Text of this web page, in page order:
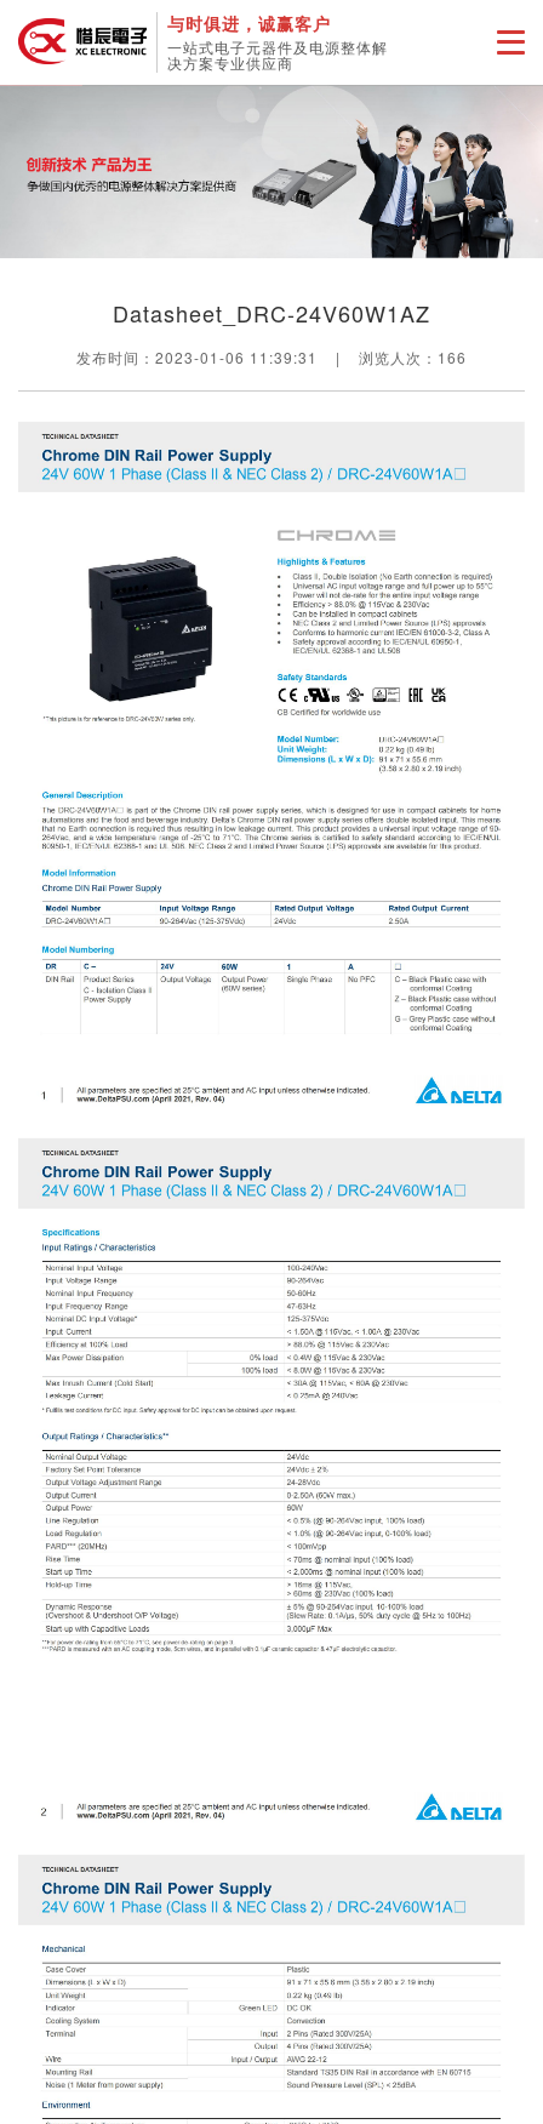
与时俱进，诚赢客户
一站式电子元器件及电源整体解
决方案专业供应商
Datasheet_DRC-24V60W1AZ
发布时间：2023-01-06 11:39:31 | 浏览人次： 166